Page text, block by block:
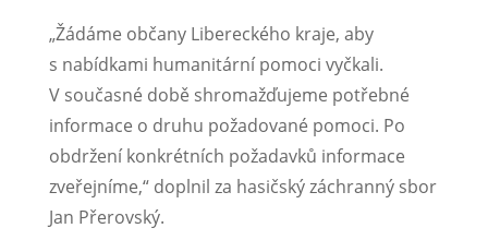
„Žádáme občany Libereckého kraje, aby
s nabídkami humanitární pomoci vyčkali.
V současné době shromažďujeme potřebné
informace o druhu požadované pomoci. Po
obdržení konkrétních požadavků informace
zveřejníme,“ doplnil za hasičský záchranný sbor
Jan Přerovský.